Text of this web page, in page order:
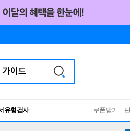
유형검사
Lab
쿠폰받기